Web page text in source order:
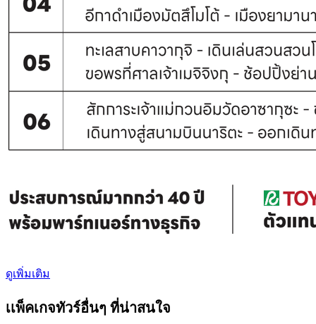
ดูเพิ่มเติม
เเพ็คเกจทัวร์อื่นๆ ที่น่าสนใจ